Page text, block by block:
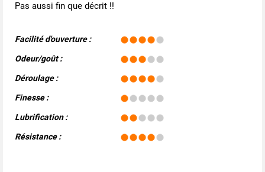
Pas aussi fin que décrit !!
Facilité d'ouverture :
Odeur/goût :
Déroulage :
Finesse :
Lubrification :
Résistance :